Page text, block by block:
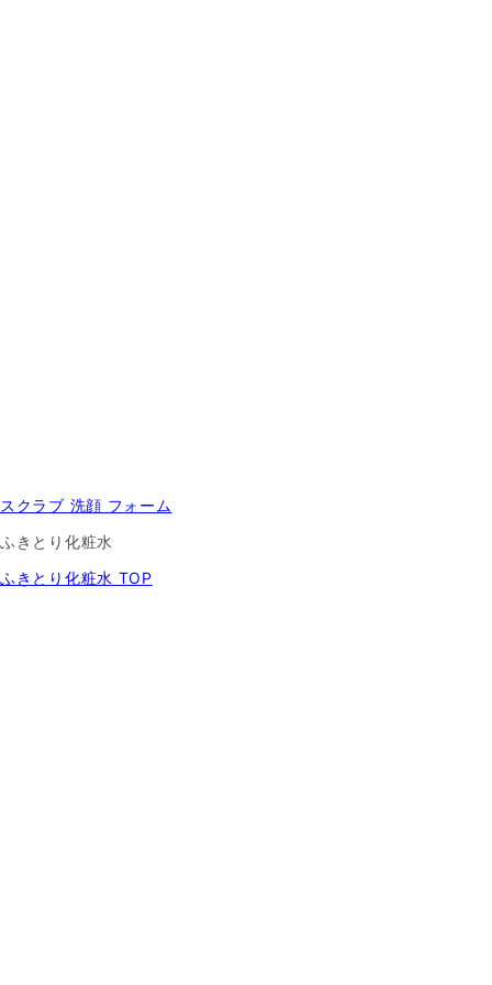
スクラブ 洗顔 フォーム
ふきとり化粧水
ふきとり化粧水 TOP